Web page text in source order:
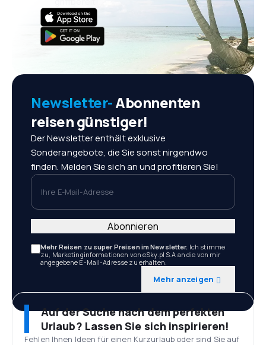
Newsletter-Abonnenten
reisen günstiger!
Der Newsletter enthält exklusive
Sonderangebote, die Sie sonst nirgendwo
finden. Melden Sie sich an und profitieren Sie!
Ihre E-Mail-Adresse
Mehr Reisen zu super Preisen im Newsletter. Ich stimme
zu, Marketinginformationen von eSky.pl S.A an die von mir
angegebene E-Mail-Adresse zu erhalten.
Mehr anzeigen
Abonnieren
Auf der Suche nach dem perfekten
Urlaub? Lassen Sie sich inspirieren!
Fehlen Ihnen Ideen für einen Kurzurlaub oder sind Sie auf